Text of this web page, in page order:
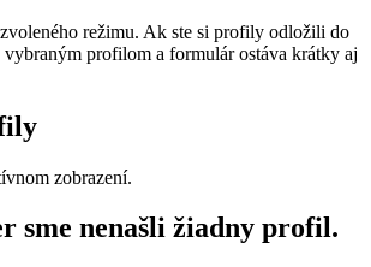
režimu. Ak ste si profily odložili do
vybraným profilom a formulár ostáva krátky aj
zobrazení.
sme nenašli žiadny profil.